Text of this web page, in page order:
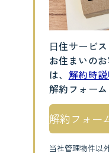
⽇住サービ
お住まいの
は、 解約時
解約フォー
解約フォー
当社管理物件以